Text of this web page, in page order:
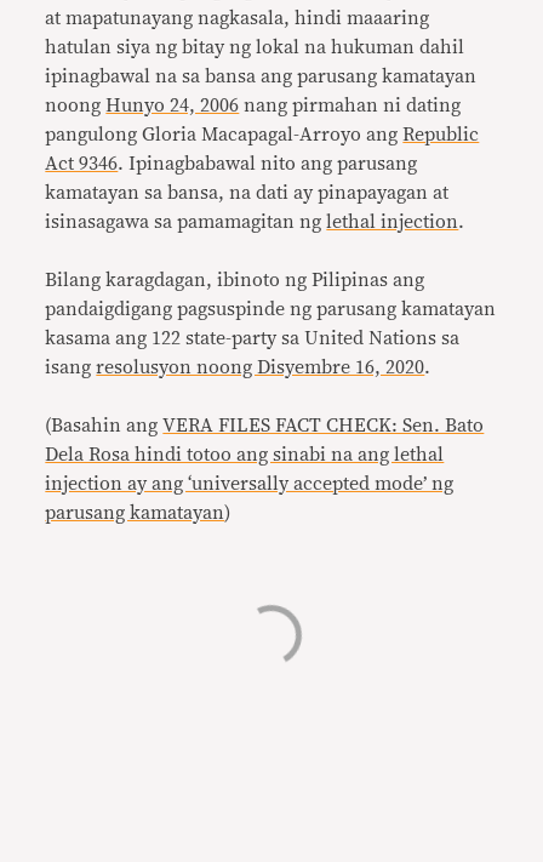
at mapatunayang nagkasala, hindi maaaring
hatulan siya ng bitay ng lokal na hukuman dahil
ipinagbawal na sa bansa ang parusang kamatayan
noongHunyo 24, 2006 nang pirmahan ni dating
pangulong Gloria Macapagal-Arroyo angRepublic
Act 9346. Ipinagbabawal nito ang parusang
kamatayan sa bansa, na dati ay pinapayagan at
isinasagawa sa pamamagitan nglethal injection.
Bilang karagdagan, ibinoto ng Pilipinas ang
pandaigdigang pagsuspinde ng parusang kamatayan
kasama ang 122 state-party sa United Nations sa
isangresolusyon noong Disyembre 16, 2020.
(Basahin angVERA FILES FACT CHECK: Sen. Bato
Dela Rosa hindi totoo ang sinabi na ang lethal
injection ay ang ‘universally accepted mode’ ng
parusang kamatayan)